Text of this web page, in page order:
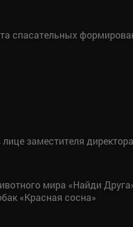
спасательных
заместителя
мира «Найди
«Красная сосна»